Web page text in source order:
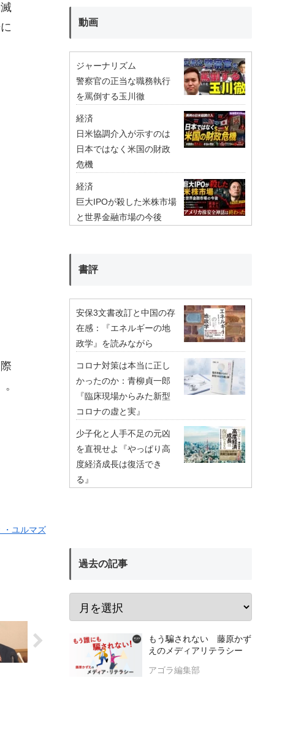
。
・ユルマズ
動画
ジャーナリズム
警察官の正当な職務執行
を罵倒する玉川徹
経済
日米協調介入が示すのは
日本ではなく米国の財政
危機
経済
巨大IPOが殺した米株市場
と世界金融市場の今後
書評
安保3文書改訂と中国の存
在感：『エネルギーの地
政学』を読みながら
コロナ対策は本当に正し
かったのか：青柳貞一郎
『臨床現場からみた新型
コロナの虚と実』
少子化と人手不足の元凶
を直視せよ『やっぱり高
度経済成長は復活でき
る』
過去の記事
もう騙されない 藤原かず
えのメディアリテラシー
アゴラ編集部